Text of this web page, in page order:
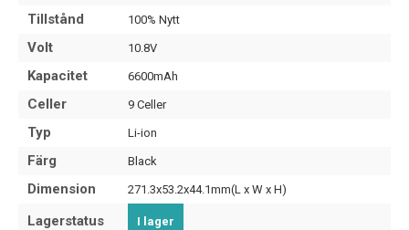
Tillstånd 100% Nytt
Volt 10.8V
Kapacitet 6600mAh
Celler 9 Celler
Typ Li-ion
Färg Black
Dimension 271.3x53.2x44.1mm(L x W x H)
Lagerstatus I lager